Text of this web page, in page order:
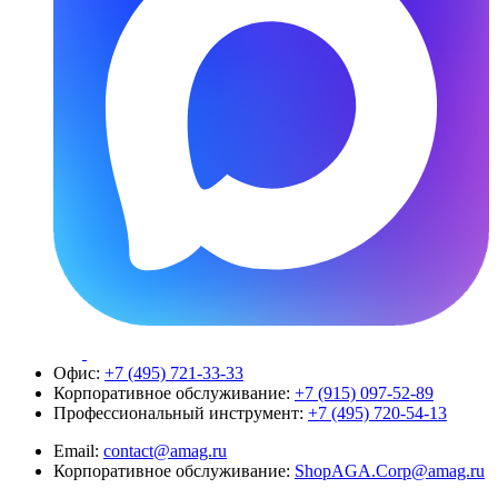
Офис: +7 (495) 721-33-33
Корпоративное обслуживание: +7 (915) 097-52-89
Профессиональный инструмент: +7 (495) 720-54-13
Email: contact@amag.ru
Корпоративное обслуживание: ShopAGA.Corp@amag.ru